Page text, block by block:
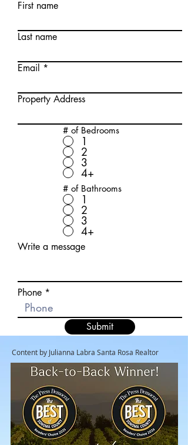
First name
Last name
Email
Property Address
# of Bedrooms
1
2
3
4+
# of Bathrooms
1
2
3
4+
Write a message
Phone
Submit
Content by Julianna Labra Santa Rosa Realtor